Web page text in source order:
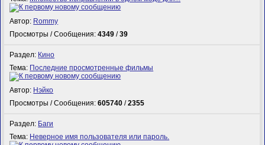
Автор: Rommy
Просмотры / Сообщения:4349 /39
Раздел: Кино
Тема: Последние просмотренные фильмы
Автор: Нэйко
Просмотры / Сообщения:605740 /2355
Раздел: Баги
Тема: Неверное имя пользователя или пароль.